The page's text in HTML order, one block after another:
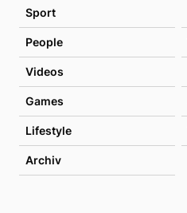
Sport
People
Videos
Games
Lifestyle
Archiv